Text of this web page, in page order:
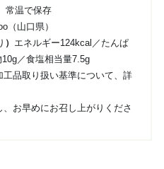
温で保存
山口県）
） エネルギー124kcal／たんぱ
／食塩相当量7.5g
品取り扱い基準について、詳
お早めにお召し上がりくださ